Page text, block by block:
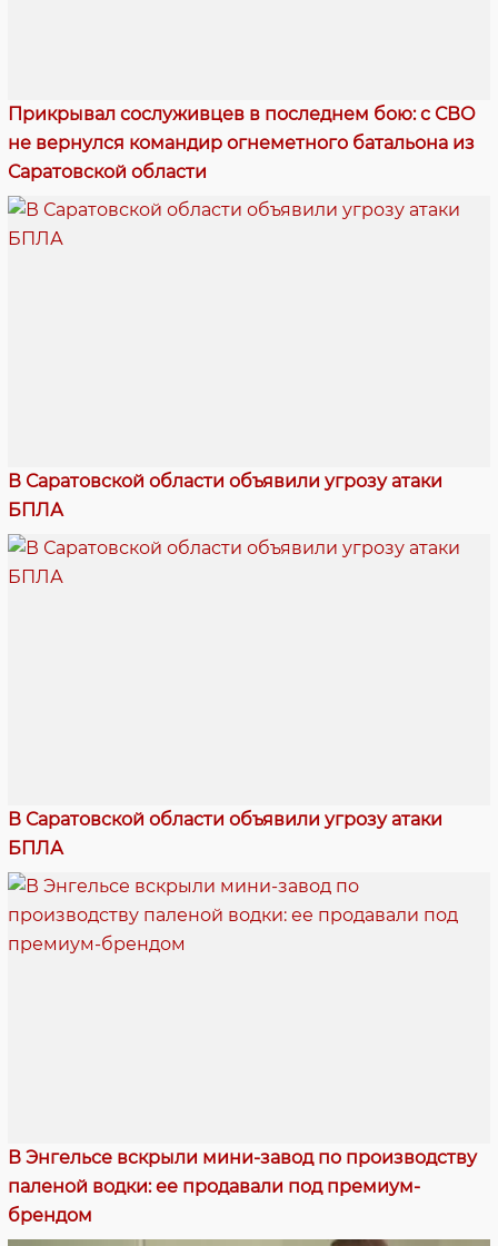
Прикрывал сослуживцев в последнем бою: с СВО
не вернулся командир огнеметного батальона из
Саратовской области
В Саратовской области объявили угрозу атаки
БПЛА
В Саратовской области объявили угрозу атаки
БПЛА
В Энгельсе вскрыли мини-завод по производству
паленой водки: ее продавали под премиум-
брендом